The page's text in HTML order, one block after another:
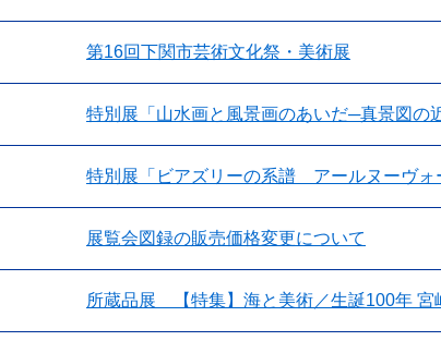
第16回下関市芸術文化祭・美術展
特別展「山水画と風景画のあいだ─真景図の
特別展「ビアズリーの系譜 アールヌーヴォ
展覧会図録の販売価格変更について
所蔵品展 【特集】海と美術／生誕100年 宮